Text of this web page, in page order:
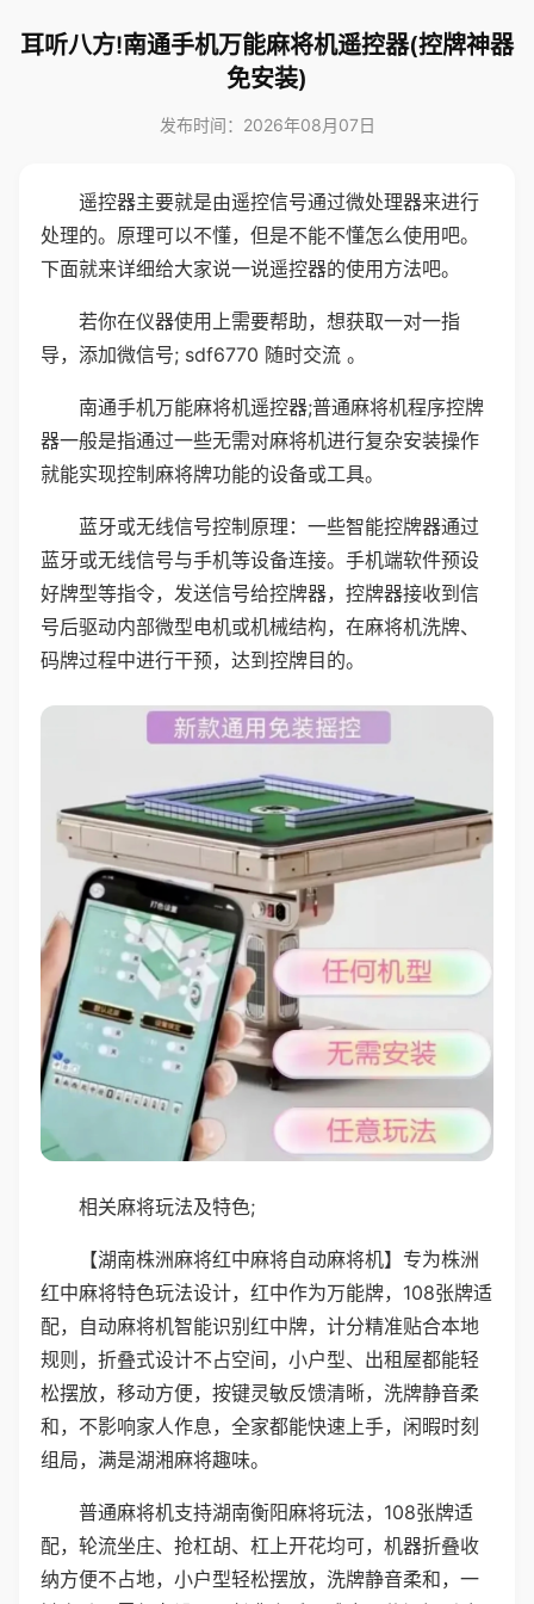
耳听八方!南通手机万能麻将机遥控器(控牌神器
免安装)
发布时间：2026年08月07日
遥控器主要就是由遥控信号通过微处理器来进行
处理的。原理可以不懂，但是不能不懂怎么使用吧。
下面就来详细给大家说一说遥控器的使用方法吧。
若你在仪器使用上需要帮助，想获取一对一指
导，添加微信号; sdf6770 随时交流 。
南通手机万能麻将机遥控器;普通麻将机程序控牌
器一般是指通过一些无需对麻将机进行复杂安装操作
就能实现控制麻将牌功能的设备或工具。
蓝牙或无线信号控制原理：一些智能控牌器通过
蓝牙或无线信号与手机等设备连接。手机端软件预设
好牌型等指令，发送信号给控牌器，控牌器接收到信
号后驱动内部微型电机或机械结构，在麻将机洗牌、
码牌过程中进行干预，达到控牌目的。
相关麻将玩法及特色;
【湖南株洲麻将红中麻将自动麻将机】专为株洲
红中麻将特色玩法设计，红中作为万能牌，108张牌适
配，自动麻将机智能识别红中牌，计分精准贴合本地
规则，折叠式设计不占空间，小户型、出租屋都能轻
松摆放，移动方便，按键灵敏反馈清晰，洗牌静音柔
和，不影响家人作息，全家都能快速上手，闲暇时刻
组局，满是湖湘麻将趣味。
普通麻将机支持湖南衡阳麻将玩法，108张牌适
配，轮流坐庄、抢杠胡、杠上开花均可，机器折叠收
纳方便不占地，小户型轻松摆放，洗牌静音柔和，一